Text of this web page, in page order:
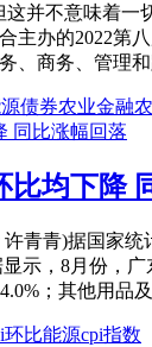
不意味着一切
主办的2022
、商务、管
债券农业金融
比均下降
青)据国家统
8月份，广东
；其他用
环比能源cpi指数